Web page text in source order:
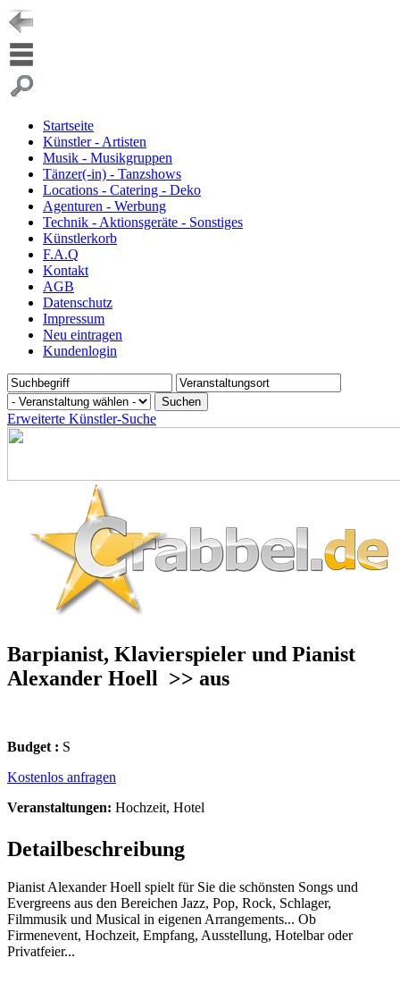
Startseite
Künstler - Artisten
Musik - Musikgruppen
Tänzer(-in) - Tanzshows
Locations - Catering - Deko
Agenturen - Werbung
Technik - Aktionsgeräte - Sonstiges
Künstlerkorb
F.A.Q
Kontakt
AGB
Datenschutz
Impressum
Neu eintragen
Kundenlogin
Erweiterte Künstler-Suche
Barpianist, Klavierspieler und Pianist
Alexander Hoell >> aus
Budget : S
Kostenlos anfragen
Veranstaltungen: Hochzeit, Hotel
Detailbeschreibung
Pianist Alexander Hoell spielt für Sie die schönsten Songs und
Evergreens aus den Bereichen Jazz, Pop, Rock, Schlager,
Filmmusik und Musical in eigenen Arrangements... Ob
Firmenevent, Hochzeit, Empfang, Ausstellung, Hotelbar oder
Privatfeier...